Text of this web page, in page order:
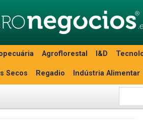
Agroflorestal I&D
Secos Regadio Indústria Alimentar